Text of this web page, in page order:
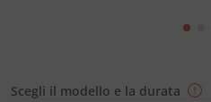
Scegli il modello e la durata